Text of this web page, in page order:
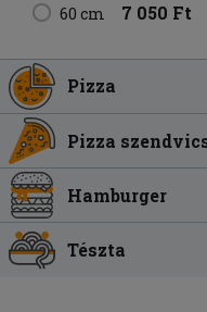
60 cm 7 050 Ft
Pizza
Pizza
Hamburger
Tészta